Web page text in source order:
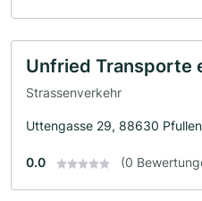
Unfried Transporte
Strassenverkehr
Uttengasse 29, 88630
0.0 (0